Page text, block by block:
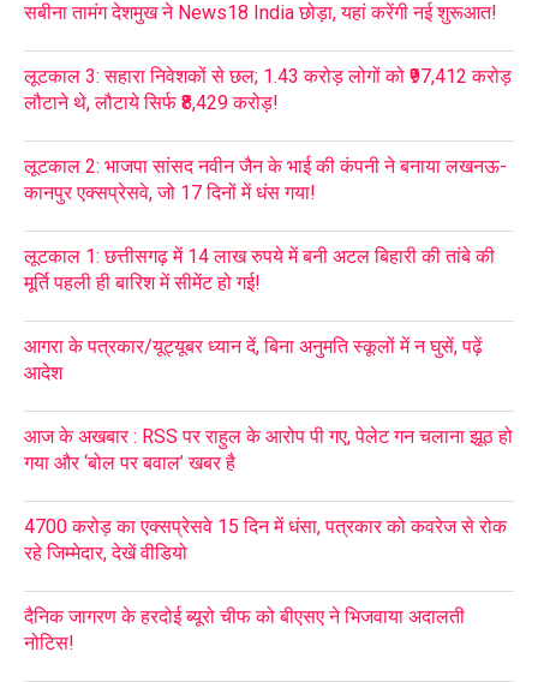
सबीना तामंग देशमुख ने News18 India छोड़ा, यहां करेंगी नई शुरूआत!
लूटकाल 3: सहारा निवेशकों से छल; 1.43 करोड़ लोगों को ₹97,412 करोड़
लौटाने थे, लौटाये सिर्फ ₹8,429 करोड़!
लूटकाल 2: भाजपा सांसद नवीन जैन के भाई की कंपनी ने बनाया लखनऊ-
कानपुर एक्सप्रेसवे, जो 17 दिनों में धंस गया!
लूटकाल 1: छत्तीसगढ़ में 14 लाख रुपये में बनी अटल बिहारी की तांबे की
मूर्ति पहली ही बारिश में सीमेंट हो गई!
आगरा के पत्रकार/यूट्यूबर ध्यान दें, बिना अनुमति स्कूलों में न घुसें, पढ़ें
आदेश
आज के अखबार : RSS पर राहुल के आरोप पी गए, पेलेट गन चलाना झूठ हो
गया और ‘बोल पर बवाल’ खबर है
4700 करोड़ का एक्सप्रेसवे 15 दिन में धंसा, पत्रकार को कवरेज से रोक
रहे जिम्मेदार, देखें वीडियो
दैनिक जागरण के हरदोई ब्यूरो चीफ को बीएसए ने भिजवाया अदालती
नोटिस!